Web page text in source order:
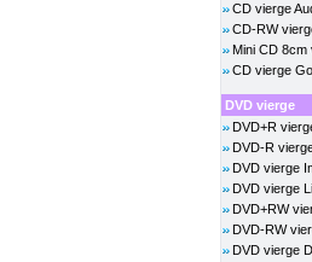
CD vierge
CD-RW
Mini CD 8cm
CD vierge
DVD vierge
DVD+R
DVD-R
DVD vierge
DVD vierge
DVD+RW
DVD-RW
DVD vierge